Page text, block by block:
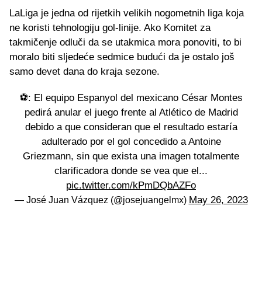
LaLiga je jedna od rijetkih velikih nogometnih liga koja
ne koristi tehnologiju gol-linije. Ako Komitet za
takmičenje odluči da se utakmica mora ponoviti, to bi
moralo biti sljedeće sedmice budući da je ostalo još
samo devet dana do kraja sezone.
⚽: El equipo Espanyol del mexicano César Montes
pedirá anular el juego frente al Atlético de Madrid
debido a que consideran que el resultado estaría
adulterado por el gol concedido a Antoine
Griezmann, sin que exista una imagen totalmente
clarificadora donde se vea que el...
pic.twitter.com/kPmDQbAZFo
— José Juan Vázquez (@josejuangelmx) May 26, 2023